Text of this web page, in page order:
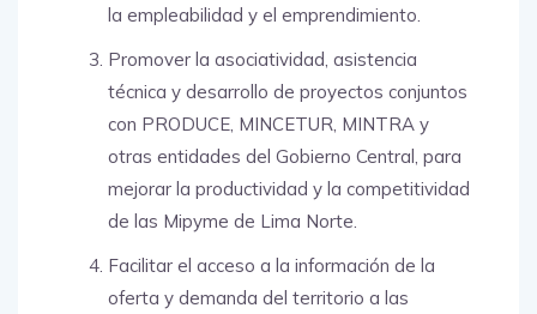
la empleabilidad y el emprendimiento.
Promover la asociatividad, asistencia
técnica y desarrollo de proyectos conjuntos
con PRODUCE, MINCETUR, MINTRA y
otras entidades del Gobierno Central, para
mejorar la productividad y la competitividad
de las Mipyme de Lima Norte.
Facilitar el acceso a la información de la
oferta y demanda del territorio a las